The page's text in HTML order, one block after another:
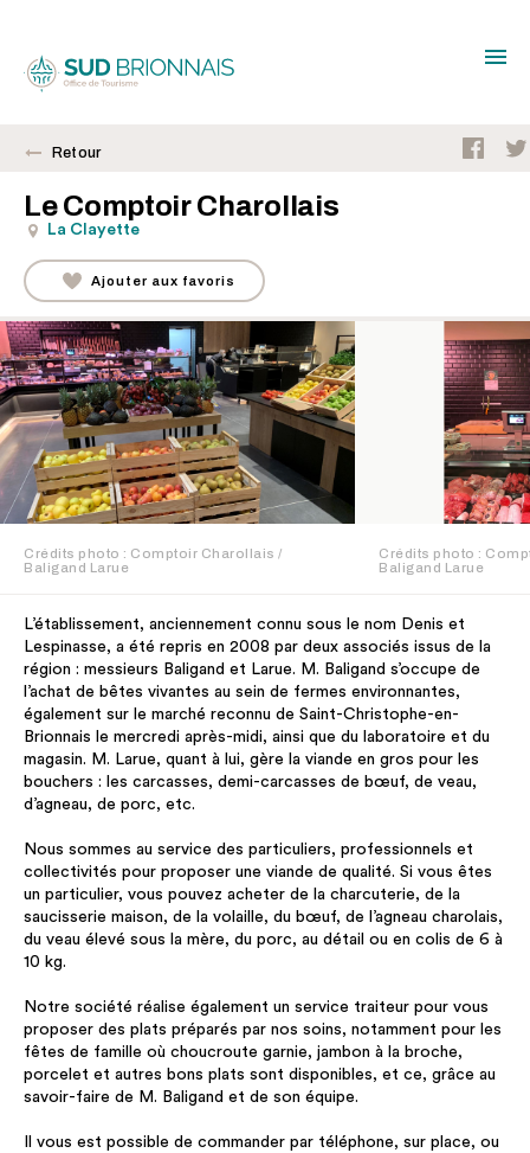
Retour
Le Comptoir Charollais
La Clayette
Ajouter aux favoris
Crédits photo : Comptoir Charollais /
Baligand Larue
Crédits photo :
Baligand Larue
L’établissement, anciennement connu sous le nom Denis et
Lespinasse, a été repris en 2008 par deux associés issus de la
région : messieurs Baligand et Larue. M. Baligand s’occupe de
l’achat de bêtes vivantes au sein de fermes environnantes,
également sur le marché reconnu de Saint-Christophe-en-
Brionnais le mercredi après-midi, ainsi que du laboratoire et du
magasin. M. Larue, quant à lui, gère la viande en gros pour les
bouchers : les carcasses, demi-carcasses de bœuf, de veau,
d’agneau, de porc, etc.
Nous sommes au service des particuliers, professionnels et
collectivités pour proposer une viande de qualité. Si vous êtes
un particulier, vous pouvez acheter de la charcuterie, de la
saucisserie maison, de la volaille, du bœuf, de l’agneau charolais,
du veau élevé sous la mère, du porc, au détail ou en colis de 6 à
10 kg.
Notre société réalise également un service traiteur pour vous
proposer des plats préparés par nos soins, notamment pour les
fêtes de famille où choucroute garnie, jambon à la broche,
porcelet et autres bons plats sont disponibles, et ce, grâce au
savoir-faire de M. Baligand et de son équipe.
Il vous est possible de commander par téléphone, sur place, ou